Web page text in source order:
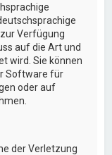
zur Verfügung
auf die Art und
wird. Sie können
Software für
oder auf
der Verletzung